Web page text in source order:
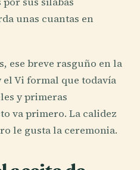
unas cuantas en
ese breve rasguño en la
el Vi formal que todavía
y primeras
va primero. La calidez
le gusta la ceremonia.